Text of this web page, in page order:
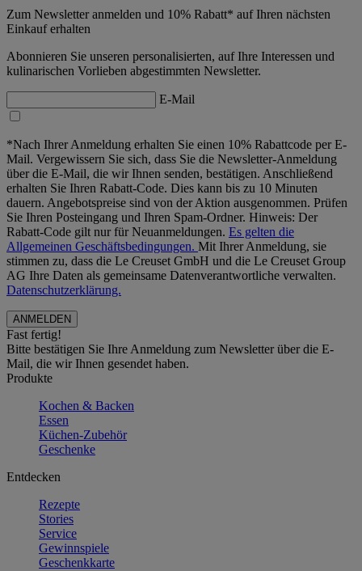
Zum Newsletter anmelden und 10% Rabatt* auf Ihren nächsten
Einkauf erhalten
Abonnieren Sie unseren personalisierten, auf Ihre Interessen und
kulinarischen Vorlieben abgestimmten Newsletter.
E-Mail
*Nach Ihrer Anmeldung erhalten Sie einen 10% Rabattcode per E-
Mail. Vergewissern Sie sich, dass Sie die Newsletter-Anmeldung
über die E-Mail, die wir Ihnen senden, bestätigen. Anschließend
erhalten Sie Ihren Rabatt-Code. Dies kann bis zu 10 Minuten
dauern. Angebotspreise sind von der Aktion ausgenommen. Prüfen
Sie Ihren Posteingang und Ihren Spam-Ordner. Hinweis: Der
Rabatt-Code gilt nur für Neuanmeldungen. Es gelten die
Allgemeinen Geschäftsbedingungen. Mit Ihrer Anmeldung, sie
stimmen zu, dass die Le Creuset GmbH und die Le Creuset Group
AG Ihre Daten als gemeinsame Datenverantwortliche verwalten.
Datenschutzerklärung.
Fast fertig!
Bitte bestätigen Sie Ihre Anmeldung zum Newsletter über die E-
Mail, die wir Ihnen gesendet haben.
Produkte
Kochen & Backen
Essen
Küchen-Zubehör
Geschenke
Entdecken
Rezepte
Stories
Service
Gewinnspiele
Geschenkkarte